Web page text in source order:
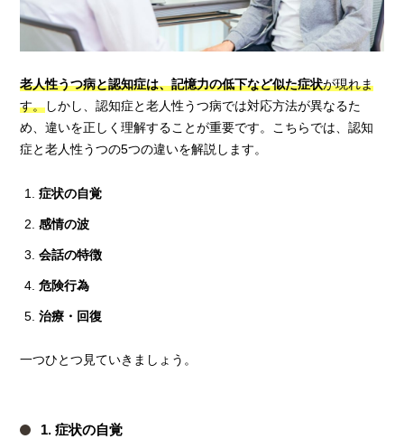
老人性うつ病と認知症は、記憶力の低下など似た症状が現れま
す。しかし、認知症と老人性うつ病では対応方法が異なるた
め、違いを正しく理解することが重要です。こちらでは、認知
症と老人性うつの5つの違いを解説します。
症状の自覚
感情の波
会話の特徴
危険行為
治療・回復
一つひとつ見ていきましょう。
1. 症状の自覚